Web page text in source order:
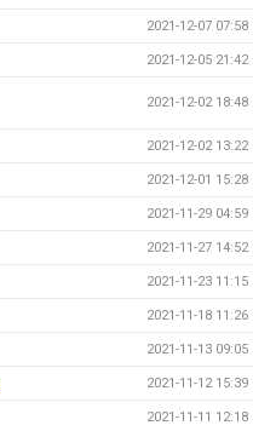
2021-12-07 07:58
2021-12-05 21:42
2021-12-02 18:48
2021-12-02 13:22
2021-12-01 15:28
2021-11-29 04:59
2021-11-27 14:52
2021-11-23 11:15
2021-11-18 11:26
2021-11-13 09:05
2021-11-12 15:39
2021-11-11 12:18